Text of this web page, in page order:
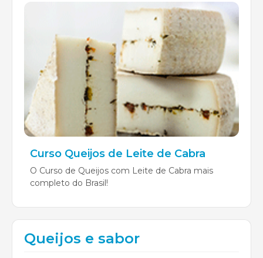
Curso Queijos de Leite de Cabra
O Curso de Queijos com Leite de Cabra mais
completo do Brasil!
Queijos e sabor